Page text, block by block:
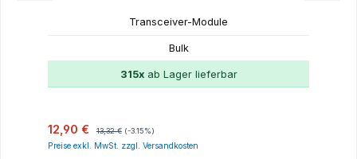
Transceiver-Module
Bulk
315xab Lager lieferbar
Verkaufspreis:
12,90 € 13,32 € (-3.15%)
Preise exkl. MwSt. zzgl. Versandkosten